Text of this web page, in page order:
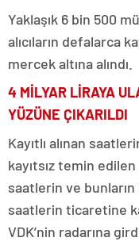
Yaklaşık 6 bin 500
alıcıların defalarca
mercek altına alındı.
4 MİLYAR LİRAYA
YÜZÜNE ÇIKARILDI
Kayıtlı alınan
kayıtsız temin edilen
saatlerin ve bunların
saatlerin ticaretine
VDK’nin radarına